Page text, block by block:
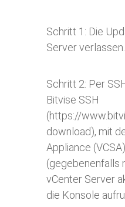
Schritt 1: Die
Server verlassen.
Schritt 2: Per
Bitvise SSH
(https://
download), mit
Appliance
(gegebenenfalls
vCenter Server
die Konsole